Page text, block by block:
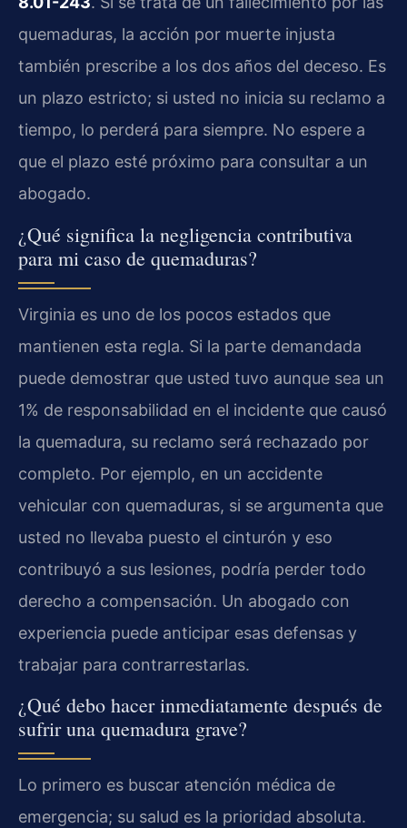
quemaduras, la acción por muerte injusta
también prescribe a los dos años del deceso. Es
un plazo estricto; si usted no inicia su reclamo a
tiempo, lo perderá para siempre. No espere a
que el plazo esté próximo para consultar a un
abogado.
¿Qué significa la negligencia contributiva
para mi caso de quemaduras?
Virginia es uno de los pocos estados que
mantienen esta regla. Si la parte demandada
puede demostrar que usted tuvo aunque sea un
1% de responsabilidad en el incidente que causó
la quemadura, su reclamo será rechazado por
completo. Por ejemplo, en un accidente
vehicular con quemaduras, si se argumenta que
usted no llevaba puesto el cinturón y eso
contribuyó a sus lesiones, podría perder todo
derecho a compensación. Un abogado con
experiencia puede anticipar esas defensas y
trabajar para contrarrestarlas.
¿Qué debo hacer inmediatamente después de
sufrir una quemadura grave?
Lo primero es buscar atención médica de
emergencia; su salud es la prioridad absoluta.